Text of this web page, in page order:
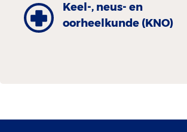
Keel-, neus- en
oorheelkunde (KNO)